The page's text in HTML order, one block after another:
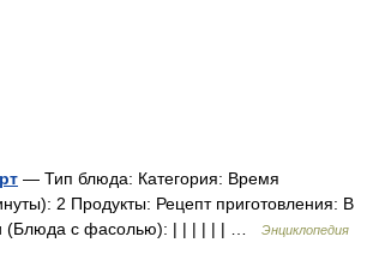
— Тип блюда: Категория: Время
2 Продукты: Рецепт приготовления: В
(Блюда с фасолью): | | | | | | …
Энциклопедия